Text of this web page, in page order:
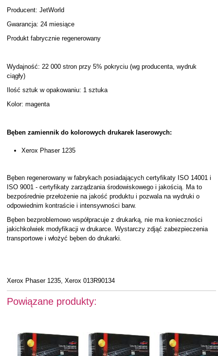
Producent: JetWorld
Gwarancja: 24 miesiące
Produkt fabrycznie regenerowany
Wydajność: 22 000 stron przy 5% pokryciu (wg producenta, wydruk
ciągły)
Ilość sztuk w opakowaniu: 1 sztuka
Kolor: magenta
Bęben zamiennik do kolorowych drukarek laserowych:
Xerox Phaser 1235
Bęben regenerowany w fabrykach posiadających certyfikaty ISO 14001 i
ISO 9001 - certyfikaty zarządzania środowiskowego i jakością. Ma to
bezpośrednie przełożenie na jakość produktu i pozwala na wydruki o
odpowiednim kontraście i intensywności barw.
Bęben bezproblemowo współpracuje z drukarką, nie ma konieczności
jakichkolwiek modyfikacji w drukarce. Wystarczy zdjąć zabezpieczenia
transportowe i włożyć bęben do drukarki.
Xerox Phaser 1235, Xerox 013R90134
Powiązane produkty: